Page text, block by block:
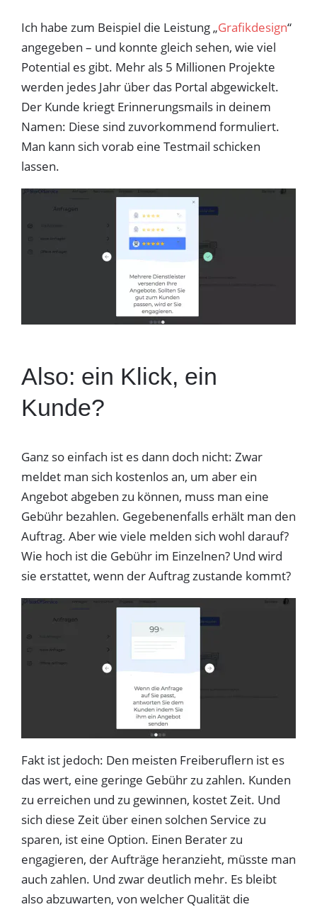
Ich habe zum Beispiel die Leistung „Grafikdesign“
angegeben – und konnte gleich sehen, wie viel
Potential es gibt. Mehr als 5 Millionen Projekte
werden jedes Jahr über das Portal abgewickelt.
Der Kunde kriegt Erinnerungsmails in deinem
Namen: Diese sind zuvorkommend formuliert.
Man kann sich vorab eine Testmail schicken
lassen.
Also: ein Klick, ein
Kunde?
Ganz so einfach ist es dann doch nicht: Zwar
meldet man sich kostenlos an, um aber ein
Angebot abgeben zu können, muss man eine
Gebühr bezahlen. Gegebenenfalls erhält man den
Auftrag. Aber wie viele melden sich wohl darauf?
Wie hoch ist die Gebühr im Einzelnen? Und wird
sie erstattet, wenn der Auftrag zustande kommt?
Fakt ist jedoch: Den meisten Freiberuflern ist es
das wert, eine geringe Gebühr zu zahlen. Kunden
zu erreichen und zu gewinnen, kostet Zeit. Und
sich diese Zeit über einen solchen Service zu
sparen, ist eine Option. Einen Berater zu
engagieren, der Aufträge heranzieht, müsste man
auch zahlen. Und zwar deutlich mehr. Es bleibt
also abzuwarten, von welcher Qualität die